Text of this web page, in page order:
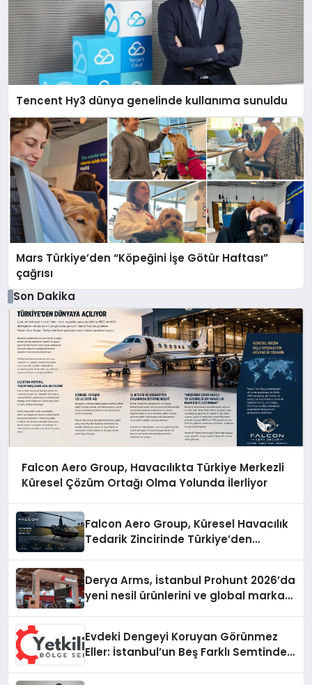
Tencent Hy3 dünya genelinde kullanıma sunuldu
Mars Türkiye’den “Köpeğini İşe Götür Haftası”
çağrısı
Son Dakika
Falcon Aero Group, Havacılıkta Türkiye Merkezli
Küresel Çözüm Ortağı Olma Yolunda İlerliyor
Falcon Aero Group, Küresel Havacılık
Tedarik Zincirinde Türkiye’den
Derya Arms, İstanbul Prohunt 2026’da
yeni nesil ürünlerini ve global marka
Evdeki Dengeyi Koruyan Görünmez
Eller: İstanbul’un Beş Farklı Semtinde